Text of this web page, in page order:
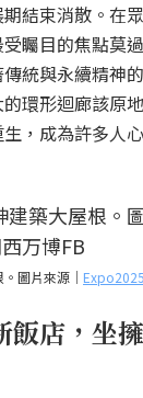
結束消散。在
矚目的焦點莫
統與永續精神
環形迴廊該原
，成為許多人
圖片來源｜
飯店，坐